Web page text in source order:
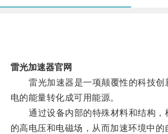
雷光加速器官网
雷光加速器是一项颠覆性的科技创
电的能量转化成可用能源。
通过设备内部的特殊材料和结构，
的高电压和电磁场，从而加速环境中的